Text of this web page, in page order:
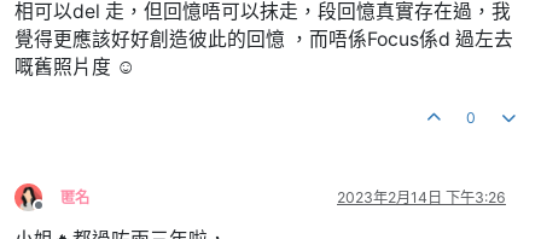
相可以del 走，但回憶唔可以抹走，段回憶真實存在過，我
覺得更應該好好創造彼此的回憶 ，而唔係Focus係d 過左去
嘅舊照片度 ☺️
0
離線
匿名 2023年2月14日 下午3:26